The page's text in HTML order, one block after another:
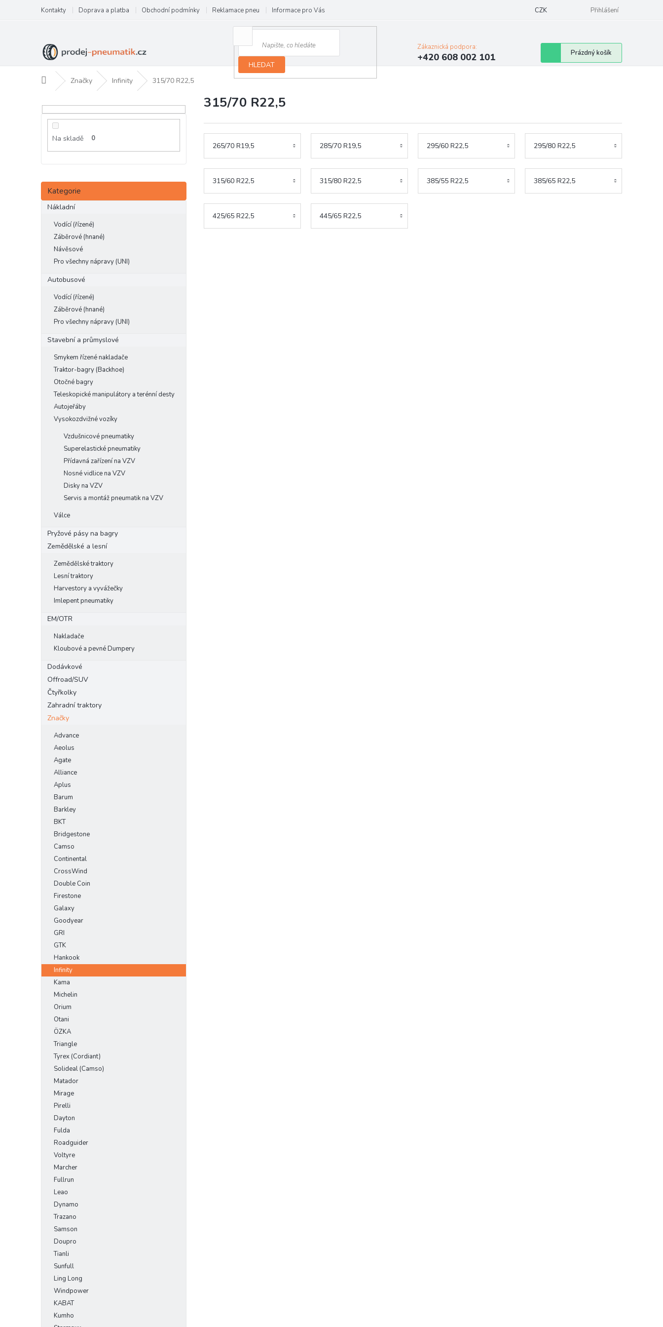
obsah
Kontakty Doprava a platba Obchodní podmínky Reklamace pneu Informace pro Vás Mapa serveru Moje objednávka
CZK Přihlášení
HLEDAT
Zákaznická podpora:
+420 608 002 101
Nákupní
košík
Prázdný košík
Domů Značky Infinity 315/70 R22,5
o
n
p
Na skladě 0
Přeskočit
kategorie
Kategorie
Nákladní
Vodící (řízené)
Záběrové (hnané)
Návěsové
Pro všechny nápravy (UNI)
Autobusové
Vodící (řízené)
Záběrové (hnané)
Pro všechny nápravy (UNI)
Stavební a průmyslové
Smykem řízené nakladače
Traktor-bagry (Backhoe)
Otočné bagry
Teleskopické manipulátory a terénní desty
Autojeřáby
Vysokozdvižné vozíky
Vzdušnicové pneumatiky
Superelastické pneumatiky
Přídavná zařízení na VZV
Nosné vidlice na VZV
Disky na VZV
Servis a montáž pneumatik na VZV
Válce
Pryžové pásy na bagry
Zemědělské a lesní
Zemědělské traktory
Lesní traktory
Harvestory a vyvážečky
Imlepent pneumatiky
EM/OTR
Nakladače
Kloubové a pevné Dumpery
Dodávkové
Offroad/SUV
Čtyřkolky
Zahradní traktory
Značky
Advance
Aeolus
Agate
Alliance
Aplus
Barum
Barkley
BKT
Bridgestone
Camso
Continental
CrossWind
Double Coin
Firestone
Galaxy
Goodyear
GRI
GTK
Hankook
Infinity
Kama
Michelin
Orium
Otani
ÖZKA
Triangle
Tyrex (Cordiant)
Solideal (Camso)
Matador
Mirage
Pirelli
Dayton
Fulda
Roadguider
Voltyre
Marcher
Fullrun
Leao
Dynamo
Trazano
Samson
Doupro
Tianli
Sunfull
Ling Long
Windpower
KABAT
Kumho
315/70 R22,5
265/70 R19,5 285/70 R19,5 295/60 R22,5 295/80 R22,5
315/60 R22,5 315/80 R22,5 385/55 R22,5 385/65 R22,5
425/65 R22,5 445/65 R22,5